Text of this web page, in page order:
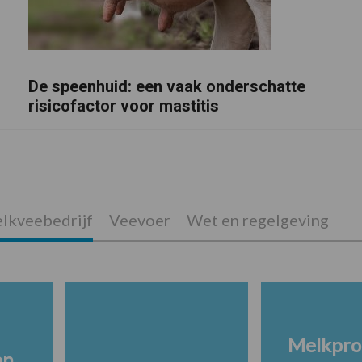
De speenhuid: een vaak onderschatte
risicofactor voor mastitis
Veevoer Wet en regelgeving